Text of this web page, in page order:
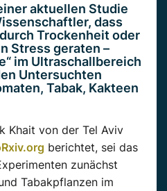
aktuellen Studie
dass
Trockenheit oder
Stress geraten –
im Ultraschallbereich
Untersuchten
Tabak, Kakteen
Khait von der Tel Aviv
berichtet, sei das
zunächst
Tabakpflanzen im